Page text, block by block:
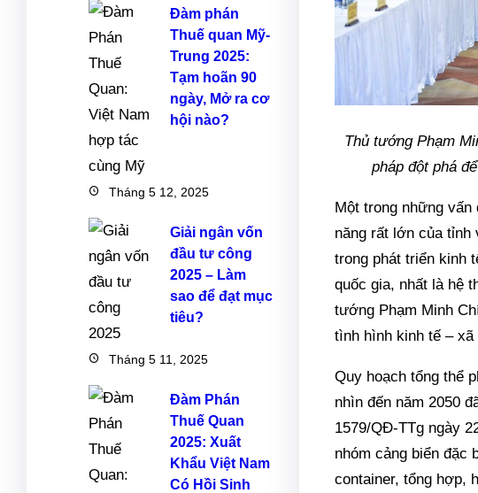
s
s
a
m
Đàm phán
Thuế quan Mỹ-
Trung 2025:
Tạm hoãn 90
ngày, Mở ra cơ
hội nào?
Tháng 5 12, 2025
Giải ngân vốn
đầu tư công
2025 – Làm
sao để đạt mục
tiêu?
Tháng 5 11, 2025
Đàm Phán
Thuế Quan
2025: Xuất
Khẩu Việt Nam
Có Hồi Sinh
Thủ tướng Phạm
pháp đột phá
Một trong những
năng rất lớn của tỉnh
trong phát triển kinh
quốc gia, nhất là hệ
tướng Phạm Minh
tình hình kinh tế –
Quy hoạch tổng thể
nhìn đến năm 2050
1579/QĐ-TTg ngày
nhóm cảng biển đặc
container, tổng hợp,